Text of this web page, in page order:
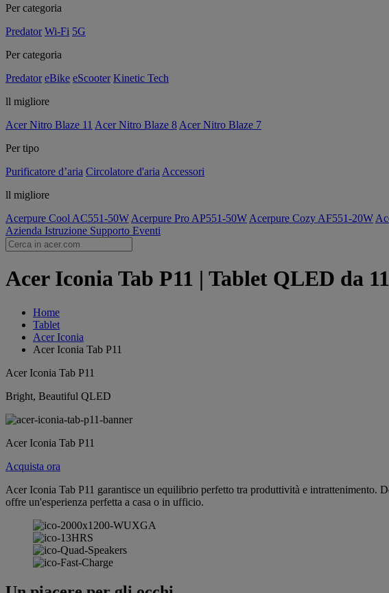
Per categoria
Predator Wi-Fi 5G
Per categoria
Predator eBike eScooter Kinetic Tech
ll migliore
Acer Nitro Blaze 11 Acer Nitro Blaze 8 Acer Nitro Blaze 7
Per tipo
Purificatore d’aria Circolatore d'aria Accessori
ll migliore
Acerpure Cool AC551-50W Acerpure Pro AP551-50W Acerpure Cozy AF551-20W
Azienda Istruzione Supporto Eventi
Acer Iconia Tab P11 | Tablet QLED da
Home
Tablet
Acer Iconia
Acer Iconia Tab P11
Acer Iconia Tab P11
Bright, Beautiful QLED
Acer Iconia Tab P11
Acquista ora
Acer Iconia Tab P11 garantisce un equilibrio perfetto tra produttività e
offre un'esperienza perfetta a casa o in ufficio.